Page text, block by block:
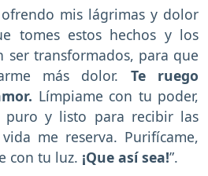
mis lágrimas y dolor
tomes estos hechos y los
ser transformados, para que
más dolor. Te ruego
Límpiame con tu poder,
puro y listo para recibir las
me reserva. Purifícame,
con tu luz. ¡Que así sea!”.